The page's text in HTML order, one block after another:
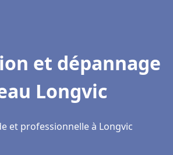
et dépannage
Longvic
et professionnelle à Longvic